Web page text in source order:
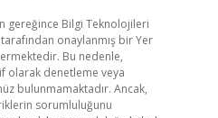
gereğince Bilgi Teknolojileri
onaylanmış bir Yer
Bu nedenle,
olarak denetleme veya
bulunmamaktadır. Ancak,
sorumluluğunu